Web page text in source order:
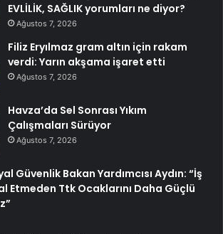
EVLİLİK, SAĞLIK yorumları ne diyor?
Ağustos 7, 2026
Filiz Eryılmaz gram altın için rakam
verdi: Yarın akşama işaret etti
Ağustos 7, 2026
Havza’da Sel Sonrası Yıkım
Çalışmaları Sürüyor
Ağustos 7, 2026
Güvenlik Bakan Yardımcısı Aydın: “İş
Etmeden Ttk Ocaklarını Daha Güçlü